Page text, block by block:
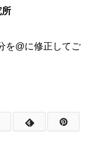
所
を@に修正してご